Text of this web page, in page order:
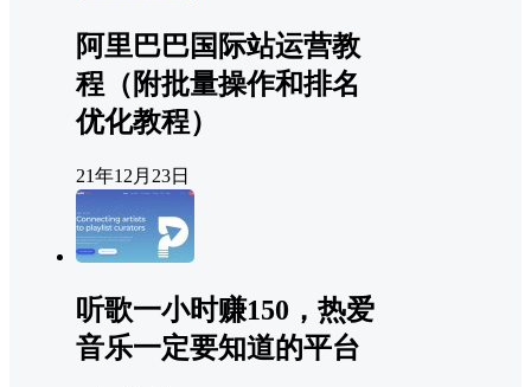
阿里巴巴国际站运营教
程（附批量操作和排名
优化教程）
21年12月23日
听歌一小时赚150，热爱
音乐一定要知道的平台